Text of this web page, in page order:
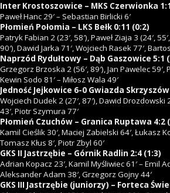
Inter Krostoszowice – MKS Czerwionka
Paweł Hanc 29′ – Sebastian Birlicki 6′
Płomień Połomia – LKS Bełk 0:11 (0:2)
Patryk Fabian 2 (23′, 58′), Paweł Ziaja 3 (24′,
90′), Dawid Jarka 71′, Wojciech Rasek 77′,
Naprzód Rydułtowy – Dąb Gaszowice 5:1
Grzegorz Brzoska 2 (56′, 89′), Jan Pawelec 59′,
Kewin Sodo 81′ – Miłosz Wala 49′
Jedność Jejkowice 6-0 Gwiazda Skrzyszów
Wojciech Dudek 2 (27′, 87′), Dawid Drozdowski
43′, Piotr Szymura 77′
Płomień Czuchów – Granica Ruptawa 4:2
Kamil Cieślik 30′, Maciej Zabielski 64′, Łukasz
Tomasz Kłus 8′, Piotr Zbyl 60′
GKS II Jastrzębie – Górnik Radlin 2:4 (1:3)
Adrian Kopacz 23′, Kamil Myśliwiec 61′ – Emil
Aleksander Adam 38′, Grzegorz Gojny 44′
GKS III Jastrzębie (juniorzy) – Forteca